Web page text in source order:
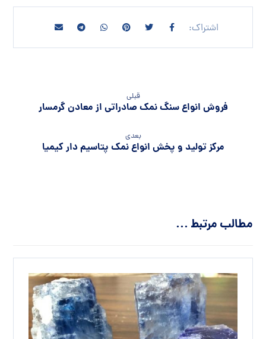
قبلی
فروش انواع سنگ نمک صادراتی از معادن گرمسار
بعدی
مرکز تولید و پخش انواع نمک پتاسیم دار کیمیا
مطالب مرتبط ...